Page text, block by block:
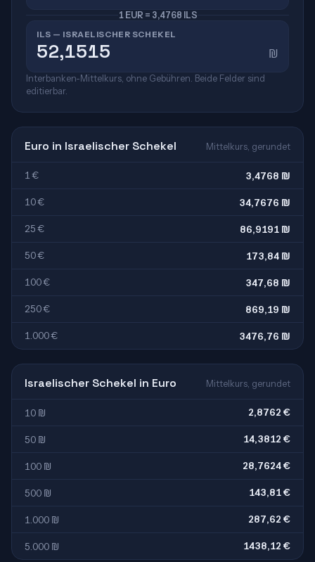
1 EUR = 3,4768 ILS
ILS — ISRAELISCHER SCHEKEL
₪
Interbanken-Mittelkurs, ohne Gebühren. Beide Felder sind
editierbar.
Euro in Israelischer Schekel Mittelkurs, gerundet
1 € 3,4768 ₪
10 € 34,7676 ₪
25 € 86,9191 ₪
50 € 173,84 ₪
100 € 347,68 ₪
250 € 869,19 ₪
1.000 € 3476,76 ₪
Israelischer Schekel in Euro Mittelkurs, gerundet
10 ₪ 2,8762 €
50 ₪ 14,3812 €
100 ₪ 28,7624 €
500 ₪ 143,81 €
1.000 ₪ 287,62 €
5.000 ₪ 1438,12 €